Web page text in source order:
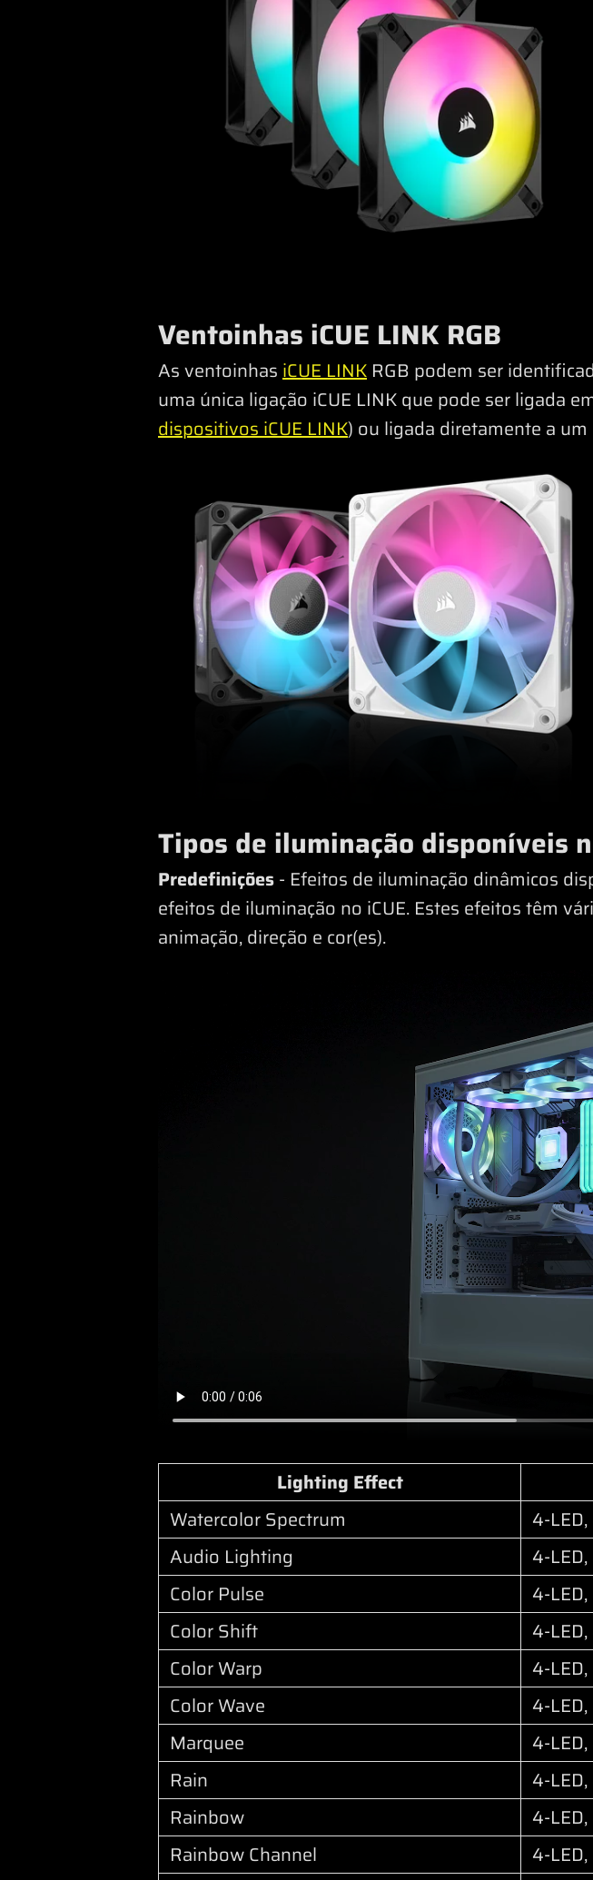
Ventoinhas iCUE LINK RGB
As ventoinhasiCUE LINK RGB podem ser
uma única ligação iCUE LINK que pode ser ligada
dispositivos iCUE LINK) ou ligada diretamente a
Tipos de iluminação disponíveis
Predefinições- Efeitos de iluminação dinâmicos
efeitos de iluminação no iCUE. Estes efeitos têm
animação, direção e cor(es).
Lighting Effect
Watercolor Spectrum
4-
Audio Lighting
4-
Color Pulse
4-
Color Shift
4-
Color Warp
4-
Color Wave
4-
Marquee
4-
Rain
4-
Rainbow
4-
Rainbow Channel
4-